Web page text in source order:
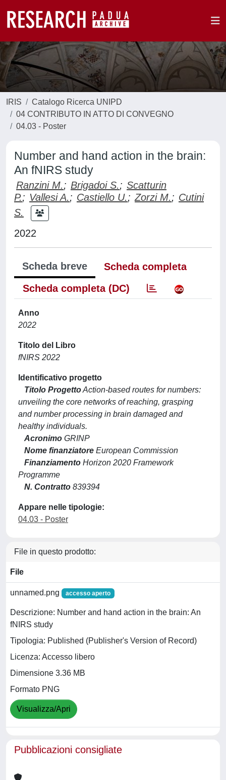
IRIS
Catalogo Ricerca UNIPD
04 CONTRIBUTO IN ATTO DI CONVEGNO
04.03 - Poster
Number and hand action in the brain:
An fNIRS study
Ranzini M.; Brigadoi S.; Scatturin
P.; Vallesi A.; Castiello U.; Zorzi M.; Cutini
S.
2022
Scheda breve
Scheda completa
Scheda completa (DC)
Anno
2022
Titolo del Libro
fNIRS 2022
Identificativo progetto
Titolo ProgettoAction-based routes for numbers:
unveiling the core networks of reaching, grasping
and number processing in brain damaged and
healthy individuals.
Acronimo GRINP
Nome finanziatore European Commission
Finanziamento Horizon 2020 Framework
Programme
N. Contratto 839394
Appare nelle tipologie:
04.03 - Poster
File in questo prodotto:
File
unnamed.png accesso aperto
Descrizione: Number and hand action in the brain: An
fNIRS study
Tipologia: Published (Publisher's Version of Record)
Licenza: Accesso libero
Dimensione 3.36 MB
Formato PNG
Visualizza/Apri
Pubblicazioni consigliate